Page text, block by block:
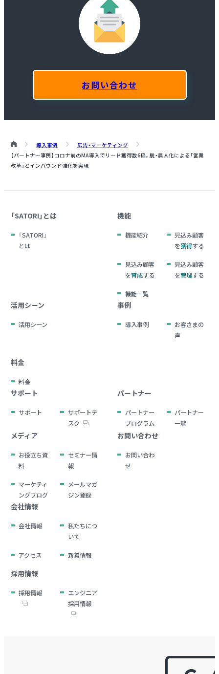
お問い合わせ
導入事例
広告・マーケティング
【パートナー事例】コロナ前のMA導入でリード獲得数6倍。脱・属人化による「営業
改革」とインバウンド強化を実現
「SATORI」とは
「SATORI」
とは
機能
機能紹介
見込み顧客
を獲得する
見込み顧客
を育成する
見込み顧客
を管理する
機能一覧
活用シーン
活用シーン
事例
導入事例
お客さまの
声
料金
料金
サポート
サポート
サポートデ
スク
パートナー
パートナー
プログラム
パートナー
一覧
メディア
お役立ち資
料
セミナー情
報
マーケティ
ングブログ
メールマガ
ジン登録
お問い合わせ
お問い合わ
せ
会社情報
会社情報
私たちにつ
いて
アクセス 新着情報
採用情報
採用情報
エンジニア
採用情報